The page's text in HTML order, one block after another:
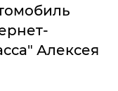
Алексея